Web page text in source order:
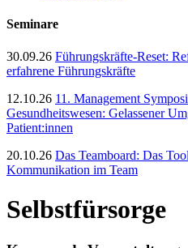
Seminare
30.09.26 Führungskräfte-Reset:
erfahrene Führungskräfte
12.10.26 11. Management
Gesundheitswesen: Gelassener
Patient:innen
20.10.26 Das Teamboard: Das
Kommunikation im Team
Selbstfürsorge